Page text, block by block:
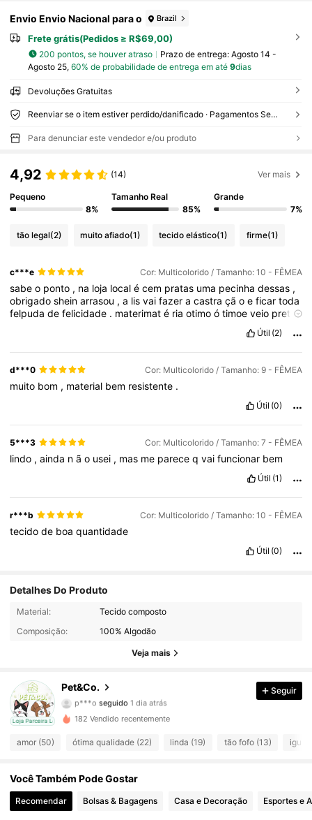
Envio Envio Nacional para o Brazil
Frete grátis(Pedidos ≥ R$69,00)
200 pontos, se houver atraso Prazo de entrega: Agosto 14 -
Agosto 25, 60% de probabilidade de entrega em até 9dias
Devoluções Gratuitas
Reenviar se o item estiver perdido/danificado · Pagamentos Seguros · Proteção de privacidade
Para denunciar este vendedor e/ou produto
4,92 (14) Ver mais
Pequeno
8%
Tamanho Real
85%
Grande
7%
tão legal(2) muito afiado(1) tecido elástico(1) firme(1)
c***e Cor: Multicolorido / Tamanho: 10 - FÊMEA
sabeo ponto , na loja localécem pratas uma pecinhadessas ,
obrigadosheinarrasou ,a lisvaifazeracastraçãoeficartoda
felpudadefelicidade . materimaté riaotimoótimoeveio preta
Útil (2)
d***0 Cor: Multicolorido / Tamanho: 9 - FÊMEA
muito bom , material bem resistente .
Útil (0)
5***3 Cor: Multicolorido / Tamanho: 7 - FÊMEA
lindo ,ainda não usei , mas me pareceqvaifuncionar bem
Útil (1)
r***b Cor: Multicolorido / Tamanho: 10 - FÊMEA
tecidode boaquantidade
Útil (0)
Detalhes Do Produto
Material:
Tecido composto
Composição:
100% Algodão
Veja mais
Loja Parceira Local
Pet&Co.
92 Seguidores
p***oseguido
4,69
92 Seguidores
4,69 92 Seguidores
Seguir
182 Vendido recentemente
amor (50) ótima qualidade (22) linda (19) tão fofo (13) igual
Você Também Pode Gostar
Recomendar Bolsas & Bagagens Casa e Decoração Esportes e